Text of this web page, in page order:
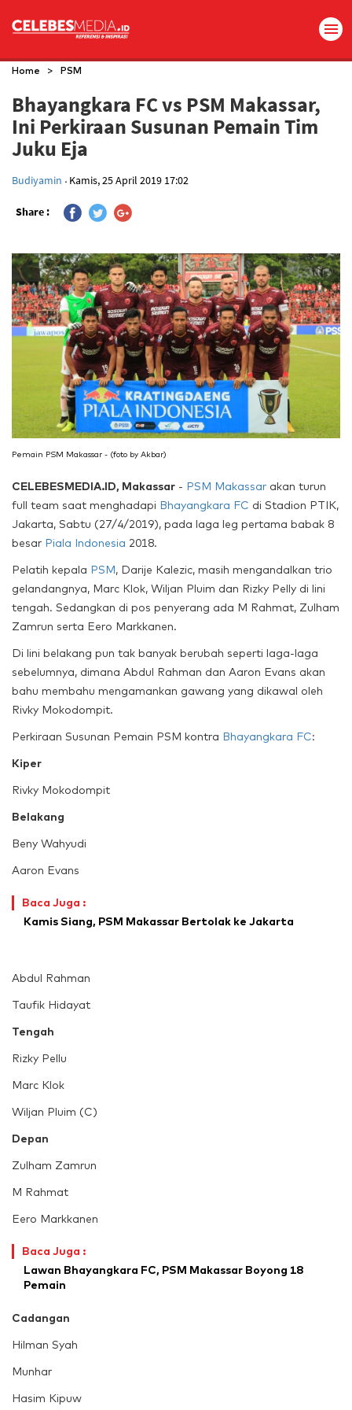
Home > PSM
Bhayangkara FC vs PSM Makassar,
Ini Perkiraan Susunan Pemain Tim
Juku Eja
Budiyamin . Kamis, 25 April 2019 17:02
Share :
Pemain PSM Makassar - (foto by Akbar)
CELEBESMEDIA.ID, Makassar - PSM Makassar akan turun
full team saat menghadapi Bhayangkara FC di Stadion PTIK,
Jakarta, Sabtu (27/4/2019), pada laga leg pertama babak 8
besar Piala Indonesia 2018.
Pelatih kepala PSM, Darije Kalezic, masih mengandalkan trio
gelandangnya, Marc Klok, Wiljan Pluim dan Rizky Pelly di lini
tengah. Sedangkan di pos penyerang ada M Rahmat, Zulham
Zamrun serta Eero Markkanen.
Di lini belakang pun tak banyak berubah seperti laga-laga
sebelumnya, dimana Abdul Rahman dan Aaron Evans akan
bahu membahu mengamankan gawang yang dikawal oleh
Rivky Mokodompit.
Perkiraan Susunan Pemain PSM kontra Bhayangkara FC:
Kiper
Rivky Mokodompit
Belakang
Beny Wahyudi
Aaron Evans
Baca Juga :
Kamis Siang, PSM Makassar Bertolak ke Jakarta
Abdul Rahman
Taufik Hidayat
Tengah
Rizky Pellu
Marc Klok
Wiljan Pluim (C)
Depan
Zulham Zamrun
M Rahmat
Eero Markkanen
Baca Juga :
Lawan Bhayangkara FC, PSM Makassar Boyong 18
Pemain
Cadangan
Hilman Syah
Munhar
Hasim Kipuw